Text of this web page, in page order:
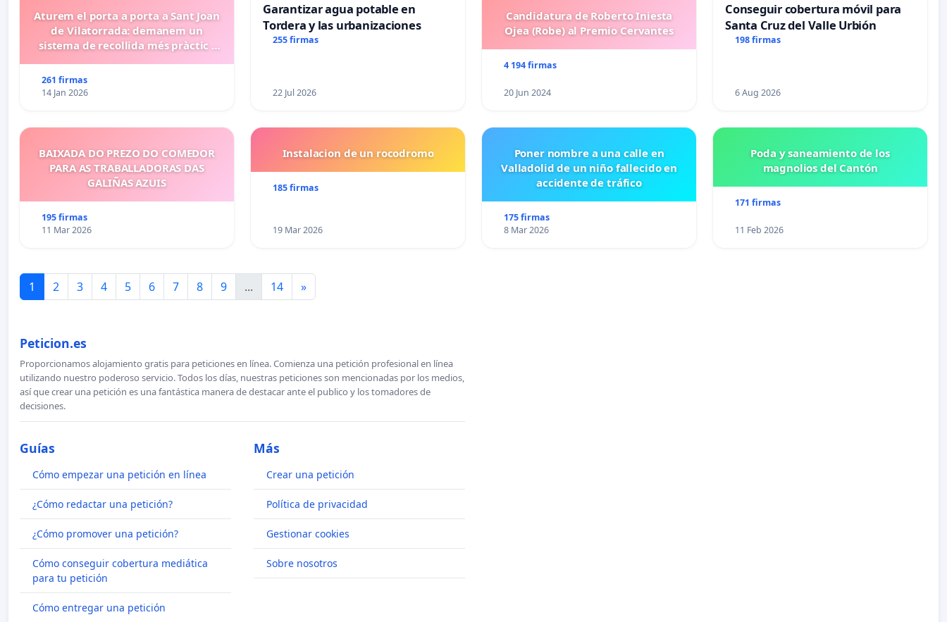
Aturem el porta a porta a Sant Joan
de Vilatorrada: demanem un
sistema de recollida més pràctic i
261 firmas
14 Jan 2026
Garantizar agua potable en
Tordera y las urbanizaciones
255 firmas
22 Jul 2026
Candidatura de Roberto Iniesta
Ojea (Robe) al Premio Cervantes
4 194 firmas
20 Jun 2024
Conseguir cobertura móvil para
Santa Cruz del Valle Urbión
198 firmas
6 Aug 2026
BAIXADA DO PREZO DO COMEDOR
PARA AS TRABALLADORAS DAS
GALIÑAS AZUIS
195 firmas
11 Mar 2026
Instalacion de un rocodromo
185 firmas
19 Mar 2026
Poner nombre a una calle en
Valladolid de un niño fallecido en
accidente de tráfico
175 firmas
8 Mar 2026
Poda y saneamiento de los
magnolios del Cantón
171 firmas
11 Feb 2026
1 2 3 4 5 6 7 8 9 ... 14 »
Peticion.es
Proporcionamos alojamiento gratis para peticiones en línea. Comienza una petición profesional en línea
utilizando nuestro poderoso servicio. Todos los días, nuestras peticiones son mencionadas por los medios,
así que crear una petición es una fantástica manera de destacar ante el publico y los tomadores de
decisiones.
Guías
Cómo empezar una petición en línea
¿Cómo redactar una petición?
¿Cómo promover una petición?
Cómo conseguir cobertura mediática
para tu petición
Cómo entregar una petición
Más
Crear una petición
Política de privacidad
Gestionar cookies
Sobre nosotros